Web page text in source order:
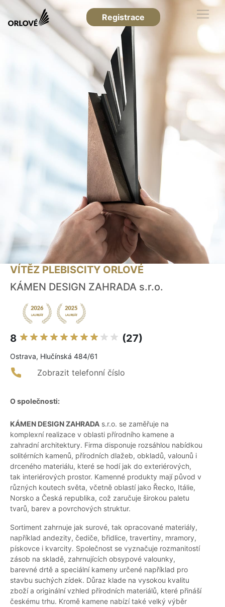
Registrace
VÍTĚZ PLEBISCITY ORLOVÉ
KÁMEN DESIGN ZAHRADA s.r.o.
8 (27)
Ostrava, Hlučínská 484/61
Zobrazit telefonní číslo
O společnosti:
KÁMEN DESIGN ZAHRADA s.r.o. se zaměřuje na
komplexní realizace v oblasti přírodního kamene a
zahradní architektury. Firma disponuje rozsáhlou nabídkou
solitérních kamenů, přírodních dlažeb, obkladů, valounů i
drceného materiálu, které se hodí jak do exteriérových,
tak interiérových prostor. Kamenné produkty mají původ v
různých koutech světa, včetně oblastí jako Řecko, Itálie,
Norsko a Česká republika, což zaručuje širokou paletu
tvarů, barev a povrchových struktur.
Sortiment zahrnuje jak surové, tak opracované materiály,
například andezity, čediče, břidlice, travertiny, mramory,
pískovce i kvarcity. Společnost se vyznačuje rozmanitostí
zásob na skladě, zahrnujících obsypové valounky,
barevné drtě a speciální kameny určené například pro
stavbu suchých zídek. Důraz klade na vysokou kvalitu
zboží a originální vzhled přírodních materiálů, které přináší
českému trhu. Kromě kamene nabízí také velký výběr